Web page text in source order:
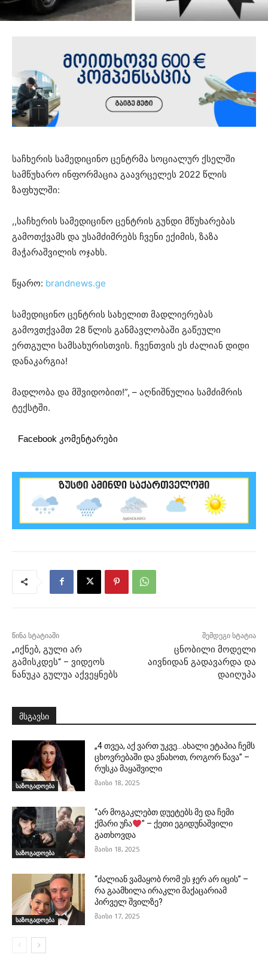
საჩხერის სამედიცინო ცენტრმა სოციალურ ქსელში
სამწუხარო ინფორმაცია გაავრცელეს 2022 წლის
ზაფხულში:
,,საჩხერის სამედიცინო ცენტრის გუნდი მწუხარებას
გამოთქვამს და უსამძიმრებს ჩვენი ექიმის, ზაზა
მაჭარაშვილის ოჯახს.
წყარო: brandnews.ge
სამედიცინო ცენტრის სახელით მადლიერებას
გამოვთქვამთ 28 წლის განმავლობაში გაწეული
ერთგული სამსახურისთვის. ჩვენთვის ეს ძალიან დიდი
დანაკარგია!
მადლობა და მშვიდობით!”, – აღნიშნულია სამძიმრის
ტექსტში.
Facebook კომენტარები
წინა სტატიაში
„იქნებ, გული არ
გამისკდეს“ – ვიდეოს
ნანუკა გულუა აქვეყნებს
შემდეგი სტატია
ცნობილი მოდელი
აივნიდან გადავარდა და
დაიღუპა
მსგავსი
საზოგადოება
„4 თვეა, აქ ვართ უკვე…ახალი ეტაპია ჩემს
ცხოვრებაში და ვნახოთ, როგორ წავა” –
რუსკა მაყაშვილი
მაისი 18, 2025
საზოგადოება
“არ მოგაკლებთ დუეტებს მე და ჩემი
ქმარი უჩა
” – ქეთი ეგიდუნაშვილი
გათხოვდა
მაისი 18, 2025
საზოგადოება
“ძალიან ვამაყობ რომ ეს ჯერ არ იცის” –
რა გაამხილა ირაკლი მაქაცარიამ
პირველ შვილზე?
მაისი 17, 2025